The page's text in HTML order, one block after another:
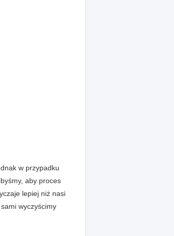
w przypadku
aby proces
lepiej niż nasi
wyczyścimy